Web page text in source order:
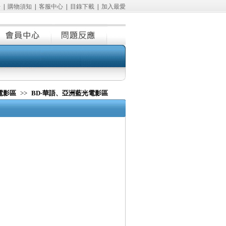
| 購物須知 客服中心| 目錄下載| 加入最愛
影區 >> BD-華語、亞洲藍光電影區